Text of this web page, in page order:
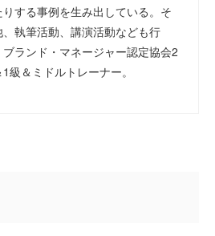
りする事例を生み出している。そ
、執筆活動、講演活動なども行
ブランド・マネージャー認定協会2
級＆ミドルトレーナー。